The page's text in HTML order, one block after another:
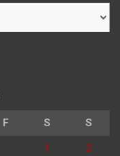
F S S
1 2